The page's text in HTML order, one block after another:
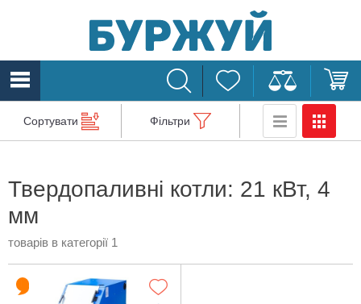
Сортувати Фільтри
Твердопаливні котли: 21 кВт, 4
мм
товарів в категорії 1